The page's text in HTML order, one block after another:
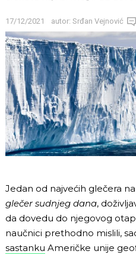
17/12/2021 autor: Srđan Vejnović
Jedan od najvećih glečera
glečer sudnjeg dana,
da dovedu do njegovog
naučnici prethodno mislili,
sastanku Američke unije